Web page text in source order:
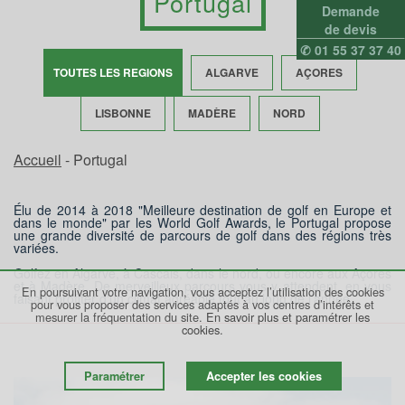
TOUTES LES REGIONS ALGARVE AÇORES
LISBONNE MADÈRE NORD
Accueil - Portugal
Élu de 2014 à 2018 "Meilleure destination de golf en Europe et
dans le monde" par les World Golf Awards, le Portugal propose
une grande diversité de parcours de golf dans des régions très
variées.
Golfez en Algarve, à Cascais, dans le nord, ou encore aux Açores
et à Madère. De merveilleux parcours vous y attendent, en vous
faisant profiter d'un climat agréable tout au long de l’année.
Demande
de devis
✆ 01 55 37 37 40
En poursuivant votre navigation, vous acceptez l’utilisation des cookies
pour vous proposer des services adaptés à vos centres d’intérêts et
mesurer la fréquentation du site. En savoir plus et paramétrer les
cookies.
Paramétrer Accepter les cookies